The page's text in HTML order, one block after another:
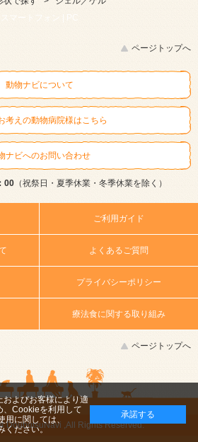
スマートフォン |
PC
ページトップへ
動物ナビについて
考えの動物病院様はこちら
ナビへのお問い合わせ
00（祝祭日・夏季休業・冬季休業を除く）
ご利用ガイド
よくあるご質問
プライバシーポリシー
療法食に関する取り組み
ページトップへ
DoubutsuNavi ,All Rights Reserved.
よびお客様により適
、Cookieを利用して
用に関しては、
ください。
承諾する